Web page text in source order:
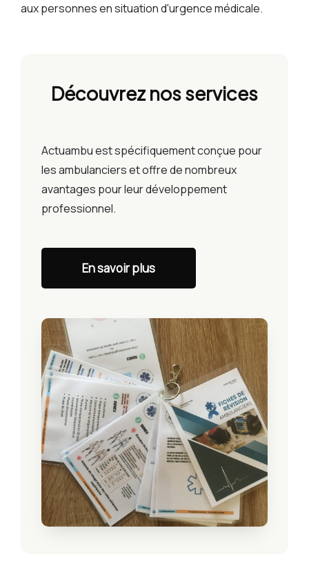
aux personnes en situation d'urgence médicale.
Découvrez nos services
Actuambu est spécifiquement conçue pour
les ambulanciers et offre de nombreux
avantages pour leur développement
professionnel.
En savoir plus